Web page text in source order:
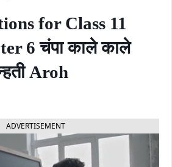
for Class 11
6 चंपा काले काले
Aroh
ADVERTISEMENT